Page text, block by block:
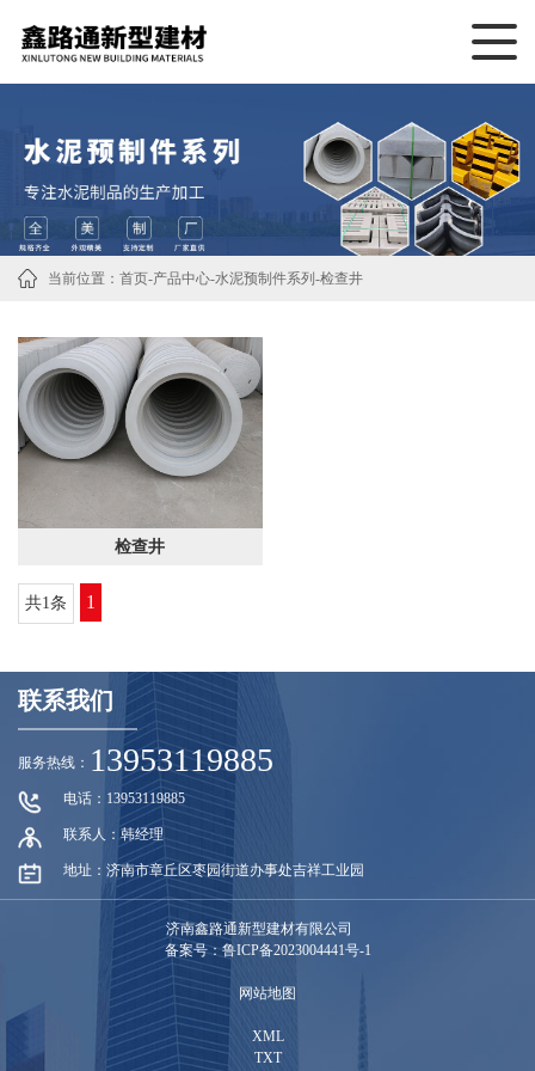
当前位置： 首页-产品中心-水泥预制件系列 -检查井
检查井
共1条 1
联系我们
服务热线： 13953119885
电话：13953119885
联系人：韩经理
地址：济南市章丘区枣园街道办事处吉祥工业园
济南鑫路通新型建材有限公司
备案号：鲁ICP备2023004441号-1
网站地图
XML
TXT